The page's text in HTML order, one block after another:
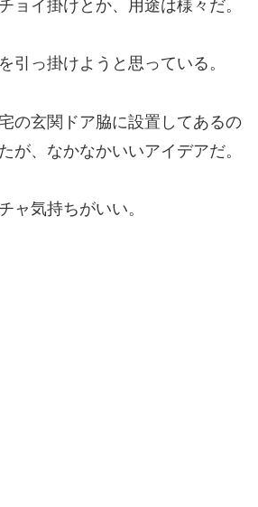
ョイ掛けとか、用途は様々だ。
引っ掛けようと思っている。
の玄関ドア脇に設置してあるの
が、なかなかいいアイデアだ。
ャ気持ちがいい。